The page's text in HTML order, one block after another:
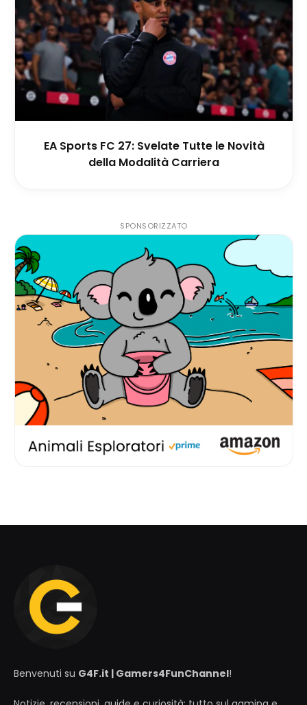
EA Sports FC 27: Svelate Tutte le Novità
della Modalità Carriera
SPONSORIZZATO
Benvenuti su G4F.it | Gamers4FunChannel!